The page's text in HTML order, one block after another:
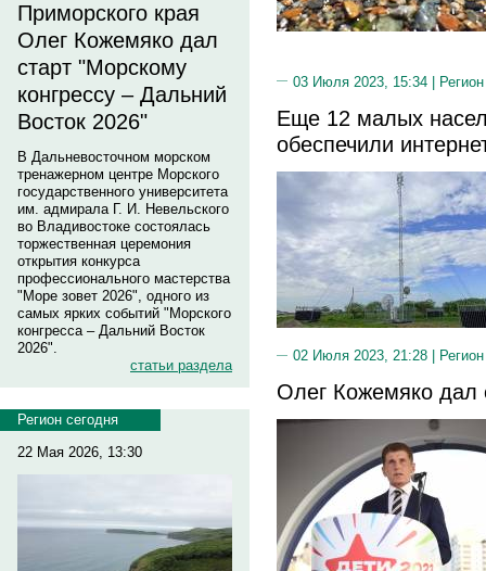
Приморского края
Олег Кожемяко дал
старт "Морскому
конгрессу – Дальний
Восток 2026"
В Дальневосточном морском
тренажерном центре Морского
государственного университета
им. адмирала Г. И. Невельского
во Владивостоке состоялась
торжественная церемония
открытия конкурса
профессионального мастерства
"Море зовет 2026", одного из
самых ярких событий "Морского
конгресса – Дальний Восток
2026".
статьи раздела
Регион сегодня
22 Мая 2026, 13:30
03 Июля 2023, 15:34 |
Еще 12 малых
обеспечили
02 Июля 2023, 21:28 |
Олег Кожемяко дал